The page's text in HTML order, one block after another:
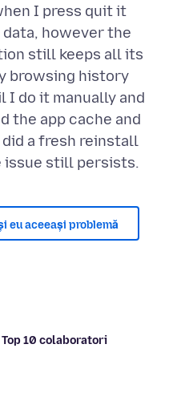
I press quit it
however the
still keeps all its
browsing history
do it manually and
the app cache and
a fresh reinstall
eu aceeași problemă
Top 10 colaboratori